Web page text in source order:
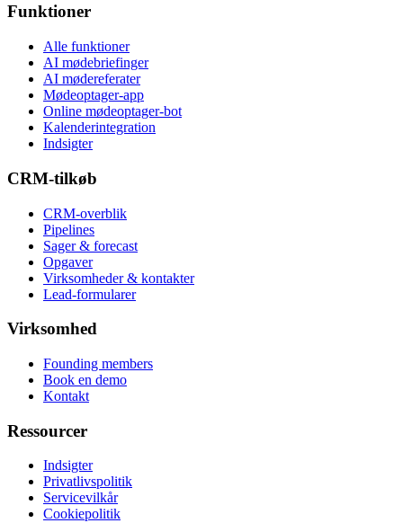
Funktioner
Alle funktioner
AI mødebriefinger
AI mødereferater
Mødeoptager-app
Online mødeoptager-bot
Kalenderintegration
Indsigter
CRM-tilkøb
CRM-overblik
Pipelines
Sager & forecast
Opgaver
Virksomheder & kontakter
Lead-formularer
Virksomhed
Founding members
Book en demo
Kontakt
Ressourcer
Indsigter
Privatlivspolitik
Servicevilkår
Cookiepolitik